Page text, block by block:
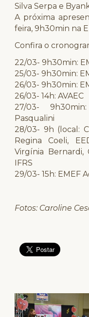
Silva Serpa e
A próxima
feira, 9h30min na
Confira o
22/03- 9h30min:
25/03- 9h30min:
26/03- 9h30min:
26/03- 14h: AVAEC
27/03-
Pasqualini
28/03- 9h (local:
Regina Coeli,
Virgínia Bernardi,
IFRS
29/03- 15h: EMEF
Fotos: Caroline